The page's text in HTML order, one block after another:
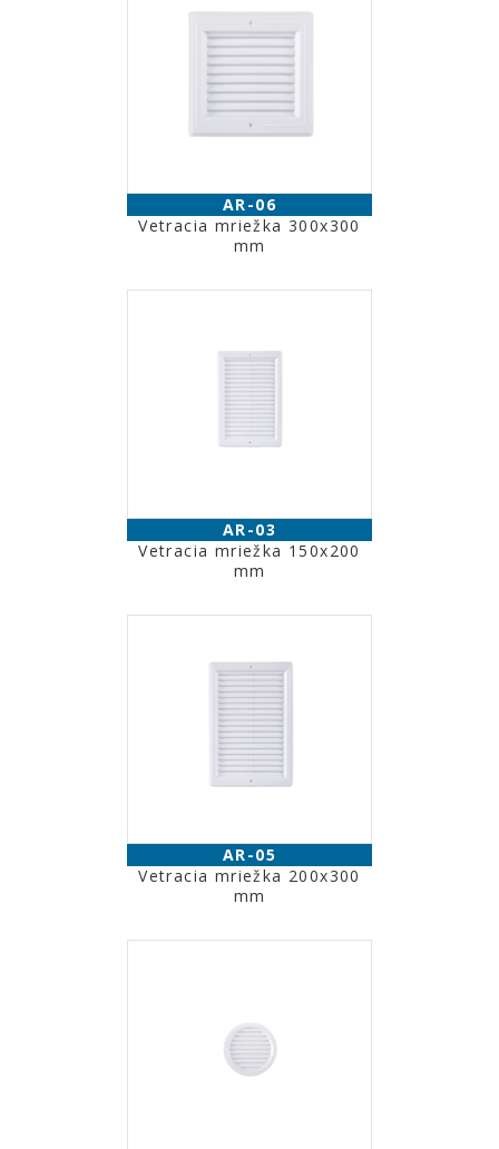
AR-06
Vetracia mriežka 300x300
mm
AR-03
Vetracia mriežka 150x200
mm
AR-05
Vetracia mriežka 200x300
mm